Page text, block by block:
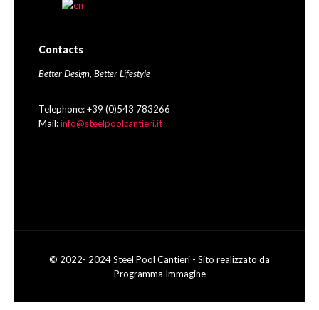
Contacts
Better Design, Better Lifestyle
Telephone: +39 (0)543 783266
Mail:info@steelpoolcantieri.it
© 2022- 2024 Steel Pool Cantieri - Sito realizzato da
Programma Immagine